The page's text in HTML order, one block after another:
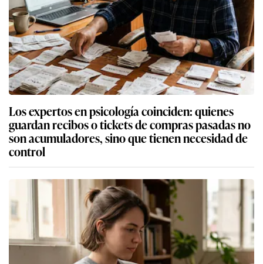
Los expertos en psicología coinciden: quienes
guardan recibos o tickets de compras pasadas no
son acumuladores, sino que tienen necesidad de
control